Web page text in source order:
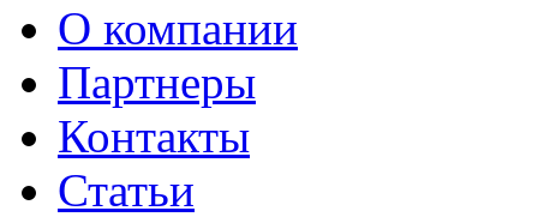
О компании
Партнеры
Контакты
Статьи